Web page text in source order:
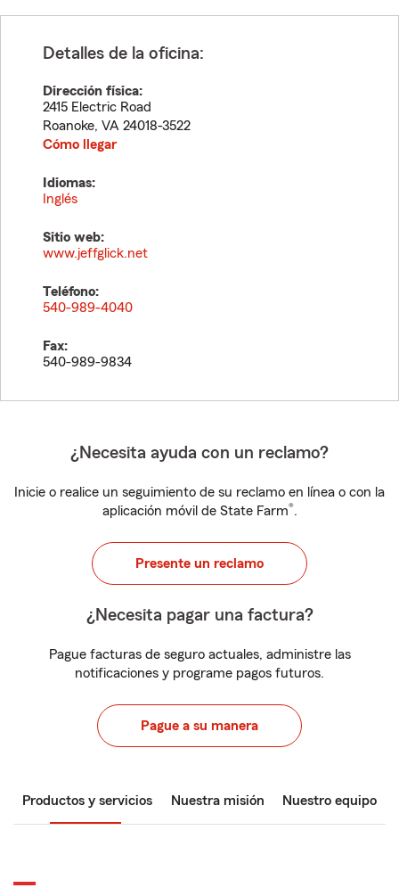
Detalles de la oficina:
Dirección física:
2415 Electric Road
Roanoke, VA 24018-3522
Cómo llegar
Idiomas:
Inglés
Sitio web:
www.jeffglick.net
Teléfono:
540-989-4040
Fax:
540-989-9834
¿Necesita ayuda con un reclamo?
Inicie o realice un seguimiento de su reclamo en línea o con la
aplicación móvil de State Farm®.
Presente un reclamo
¿Necesita pagar una factura?
Pague facturas de seguro actuales, administre las
notificaciones y programe pagos futuros.
Pague a su manera
Productos y servicios Nuestra misión Nuestro equipo